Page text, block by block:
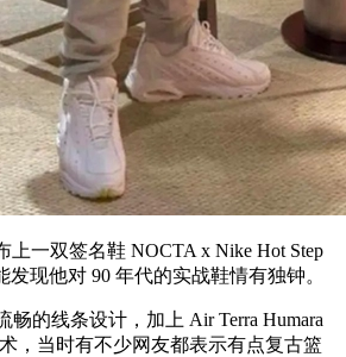
一双签名鞋 NOCTA x Nike Hot Step
发现他对 90 年代的实战鞋情有独钟。
的线条设计，加上 Air Terra Humara
，当时有不少网友都表示有点复古篮